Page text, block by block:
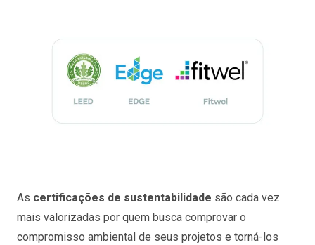
As certificações de sustentabilidade são cada vez
mais valorizadas por quem busca comprovar o
compromisso ambiental de seus projetos e torná-los